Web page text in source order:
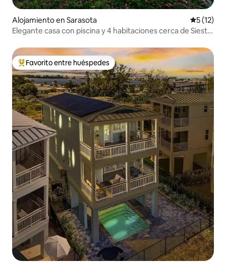
Alojamiento en Sarasota
5 (12)
Elegante casa con piscina y 4 habitaciones cerca de Siesta
Favorito entre huéspedes preferido
Favorito entre huéspedes